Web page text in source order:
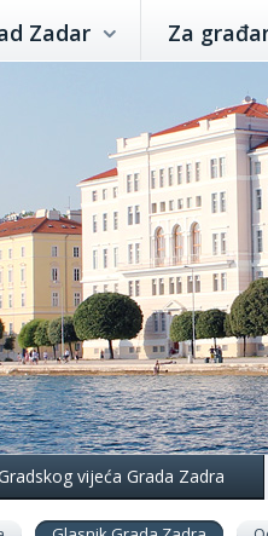
Zadar Za
vijeća Grada Zadra